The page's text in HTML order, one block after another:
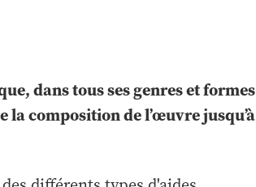
dans tous ses genres et formes
la composition de l’œuvre jusqu’à